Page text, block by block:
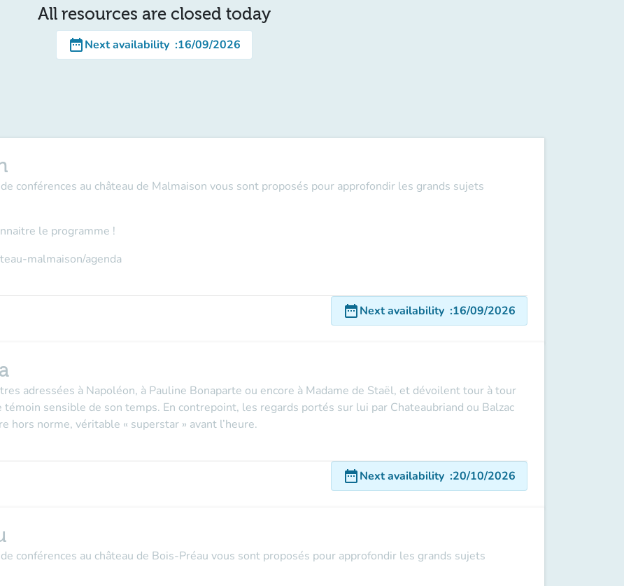
All resources are closed today
date_rangeNext availability :16/09/2026
conférences au château de Malmaison vous sont proposés pour approfondir les grands sujets
le programme !
malmaison/agenda
date_rangeNext availability :16/09/2026
adressées à Napoléon, à Pauline Bonaparte ou encore à Madame de Staël, et dévoilent tour à tour
témoin sensible de son temps. En contrepoint, les regards portés sur lui par Chateaubriand ou Balzac
hors norme, véritable « superstar » avant l’heure.
date_rangeNext availability :20/10/2026
conférences au château de Bois-Préau vous sont proposés pour approfondir les grands sujets